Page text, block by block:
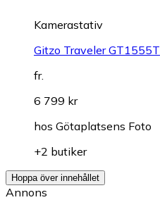
Kamerastativ
Gitzo Traveler GT1555T
fr.
6 799 kr
hos Götaplatsens Foto
+2 butiker
Hoppa över innehållet
Annons